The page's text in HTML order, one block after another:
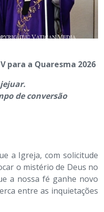
para a Quaresma 2026
de conversão
a Igreja, com solicitude
o mistério de Deus no
a nossa fé ganhe novo
entre as inquietações